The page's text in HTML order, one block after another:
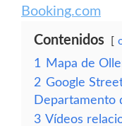
Booking.com
Contenidos
1
Mapa de
2 Google
Departamento
3 Vídeos